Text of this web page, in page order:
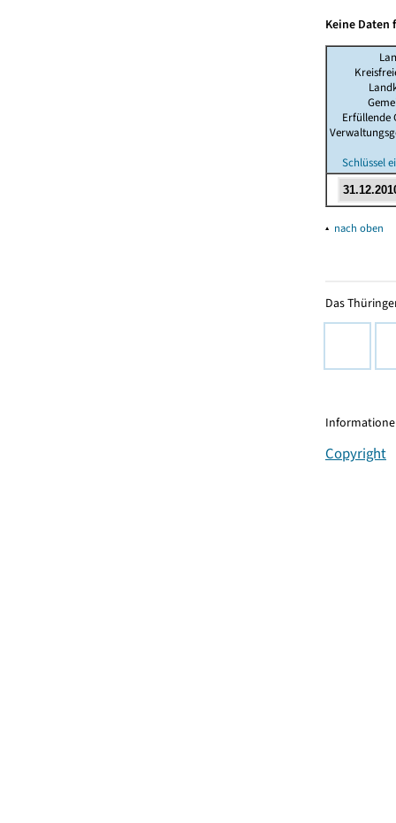
Keine Daten
Erfüllende
Schlüssel
▴ nach oben
Das
Copyright